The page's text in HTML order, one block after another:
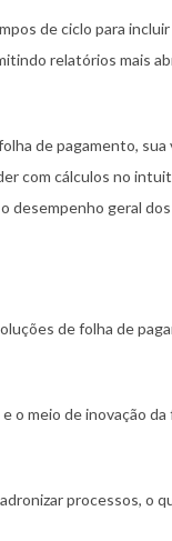
de ciclo para
relatórios mais
de pagamento,
com cálculos no
desempenho geral
de folha de
meio de inovação
processos, o